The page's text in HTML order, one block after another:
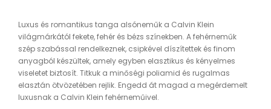
Luxus és romantikus tanga alsóneműk a Calvin Klein
világmárkától fekete, fehér és bézs színekben. A fehérneműk
szép szabással rendelkeznek, csipkével díszítettek és finom
anyagból készültek, amely egyben elasztikus és kényelmes
viseletet biztosít. Titkuk a minőségi poliamid és rugalmas
elasztán ötvözetében rejlik. Engedd át magad a megérdemelt
luxusnak a Calvin Klein fehérneműivel.